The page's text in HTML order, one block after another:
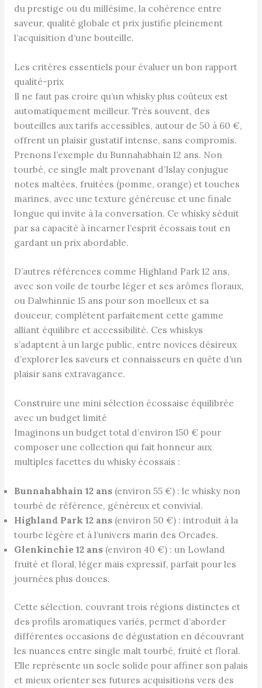
du prestige ou du millésime, la cohérence entre
saveur, qualité globale et prix justifie pleinement
l’acquisition d’une bouteille.
Les critères essentiels pour évaluer un bon rapport
qualité-prix
Il ne faut pas croire qu’un whisky plus coûteux est
automatiquement meilleur. Très souvent, des
bouteilles aux tarifs accessibles, autour de 50 à 60 €,
offrent un plaisir gustatif intense, sans compromis.
Prenons l’exemple du Bunnahabhain 12 ans. Non
tourbé, ce single malt provenant d’Islay conjugue
notes maltées, fruitées (pomme, orange) et touches
marines, avec une texture généreuse et une finale
longue qui invite à la conversation. Ce whisky séduit
par sa capacité à incarner l’esprit écossais tout en
gardant un prix abordable.
D’autres références comme Highland Park 12 ans,
avec son voile de tourbe léger et ses arômes floraux,
ou Dalwhinnie 15 ans pour son moelleux et sa
douceur, complètent parfaitement cette gamme
alliant équilibre et accessibilité. Ces whiskys
s’adaptent à un large public, entre novices désireux
d’explorer les saveurs et connaisseurs en quête d’un
plaisir sans extravagance.
Construire une mini sélection écossaise équilibrée
avec un budget limité
Imaginons un budget total d’environ 150 € pour
composer une collection qui fait honneur aux
multiples facettes du whisky écossais :
Bunnahabhain 12 ans(environ 55 €) : le whisky non
tourbé de référence, généreux et convivial.
Highland Park 12 ans(environ 50 €) : introduit à la
tourbe légère et à l’univers marin des Orcades.
Glenkinchie 12 ans(environ 40 €) : un Lowland
fruité et floral, léger mais expressif, parfait pour les
journées plus douces.
Cette sélection, couvrant trois régions distinctes et
des profils aromatiques variés, permet d’aborder
différentes occasions de dégustation en découvrant
les nuances entre single malt tourbé, fruité et floral.
Elle représente un socle solide pour affiner son palais
et mieux orienter ses futures acquisitions vers des